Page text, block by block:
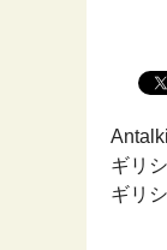
ギリ
ギリ